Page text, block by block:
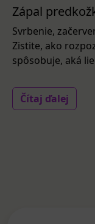
Zápal
Svrbenie,
Zistite, ako
spôsobuje, aká
Čítaj ďalej